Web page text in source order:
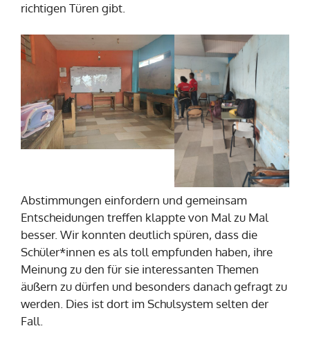
richtigen Türen gibt.
Abstimmungen einfordern und gemeinsam
Entscheidungen treffen klappte von Mal zu Mal
besser. Wir konnten deutlich spüren, dass die
Schüler*innen es als toll empfunden haben, ihre
Meinung zu den für sie interessanten Themen
äußern zu dürfen und besonders danach gefragt zu
werden. Dies ist dort im Schulsystem selten der
Fall.